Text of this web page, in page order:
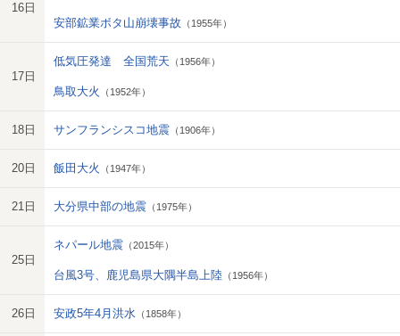
16日
安部鉱業ボタ山崩壊事故 （1955年）
17日
低気圧発達 全国荒天 （1956年）
鳥取大火 （1952年）
18日 サンフランシスコ地震 （1906年）
20日 飯田大火 （1947年）
21日 大分県中部の地震 （1975年）
25日
ネパール地震 （2015年）
台風3号、鹿児島県大隅半島上陸 （1956年）
26日 安政5年4月洪水 （1858年）